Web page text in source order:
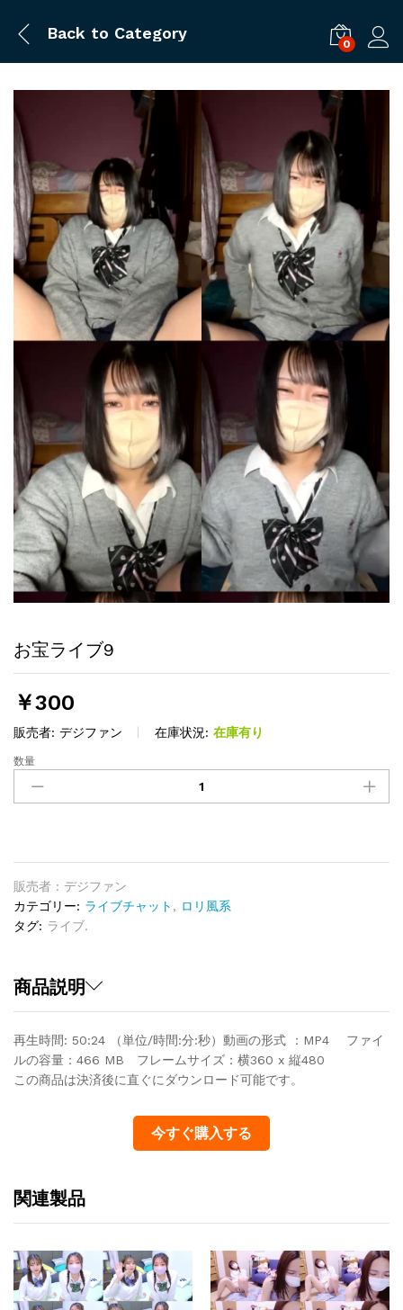
Back to Category
0
お宝ライブ9
￥300
販売者: デジファン 在庫状況: 在庫有り
お
ラ
9
quantity
数量
販売者 : デジファン
カテゴリー: ライブチャット , ロリ風系
タグ: ライブ.
商品説明
再生時間: 50:24 （単位/時間:分:秒）動画の形式 ：MP4 ファイ
ルの容量：466 MB フレームサイズ：横360 x 縦480
この商品は決済後に直ぐにダウンロード可能です。
今すぐ購入する
関連製品